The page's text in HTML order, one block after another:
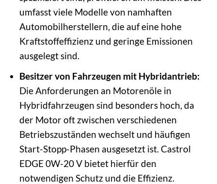
umfasst viele Modelle von namhaften
Automobilherstellern, die auf eine hohe
Kraftstoffeffizienz und geringe Emissionen
ausgelegt sind.
Besitzer von Fahrzeugen mit Hybridantrieb:
Die Anforderungen an Motorenöle in
Hybridfahrzeugen sind besonders hoch, da
der Motor oft zwischen verschiedenen
Betriebszuständen wechselt und häufigen
Start-Stopp-Phasen ausgesetzt ist. Castrol
EDGE 0W-20 V bietet hierfür den
notwendigen Schutz und die Effizienz.